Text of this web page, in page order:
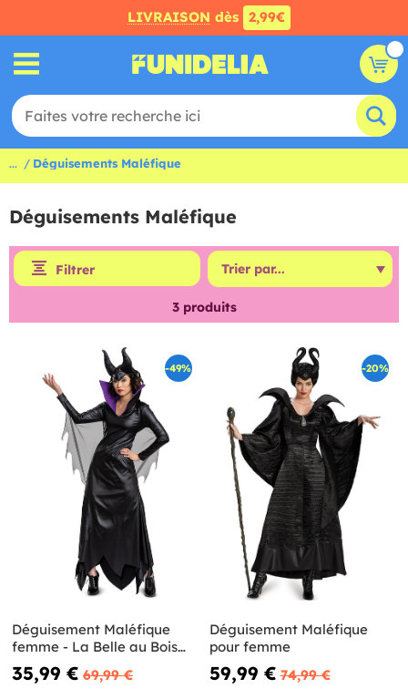
LIVRAISON dès 2,99€
... Déguisements Maléfique
Déguisements Maléfique
Filtrer
3produits
-49%
Déguisement Maléfique
femme - La Belle au Bois
Dormant
35,99 € 69,99 €
-20%
Déguisement Maléfique
pour femme
59,99 € 74,99 €